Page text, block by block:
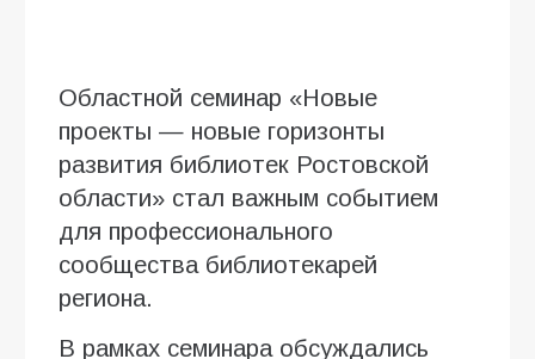
Областной семинар «Новые
проекты — новые горизонты
развития библиотек Ростовской
области» стал важным событием
для профессионального
сообщества библиотекарей
региона.
В рамках семинара обсуждались